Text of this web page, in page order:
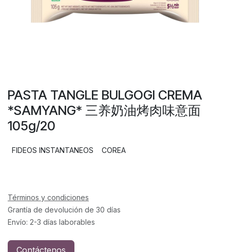
PASTA TANGLE BULGOGI CREMA
*SAMYANG* 三养奶油烤肉味意面
105g/20
FIDEOS INSTANTANEOS COREA
Términos y condiciones
Grantía de devolución de 30 días
Envío: 2-3 días laborables
Contáctenos